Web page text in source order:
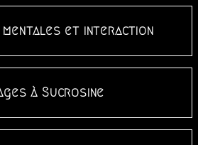
et interaction
à Sucrosine